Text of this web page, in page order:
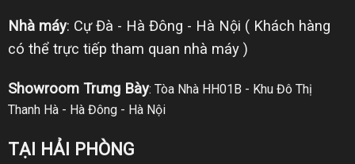
Nhà máy: Cự Đà - Hà Đông - Hà Nội ( Khách hàng
có thể trực tiếp tham quan nhà máy )
Showroom Trưng Bày: Tòa Nhà HH01B - Khu Đô Thị
Thanh Hà - Hà Đông - Hà Nội
TẠI HẢI PHÒNG